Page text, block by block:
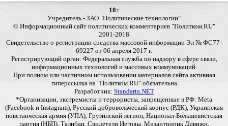
18+
Учредитель - ЗАО "Политические технологии"
© Информационный сайт политических комментариев "Политком.RU"
2001-2018
Свидетельство о регистрации средства массовой информации Эл № ФС77-
69227 от 06 апреля 2017 г.
Регистрирующий орган: Федеральная служба по надзору в сфере связи,
информационных технологий и массовых коммуникаций.
При полном или частичном использовании материалов сайта активная
гиперссылка на "Политком.RU" обязательна
Разработчик: Standarta.NET
*Организации, экстремисты и террористы, запрещенные в РФ: Meta
(Facebook и Instagram), Русский добровольческий корпус (РДК), Украинская
повстанческая армия (УПА), Грузинский легион, Национал-Большевистская
партия (НБП), Талибан, Свидетели Иеговы, Мизантропик Дивижн,